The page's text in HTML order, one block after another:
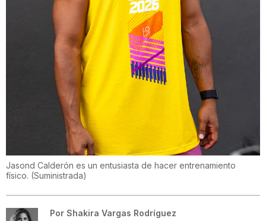
Jasond Calderón es un entusiasta de hacer entrenamiento
físico. (Suministrada)
Por Shakira Vargas Rodríguez